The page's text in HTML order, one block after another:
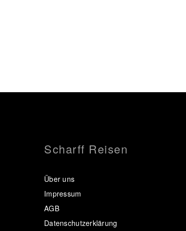
Scharff Reisen
Über uns
Impressum
AGB
Datenschutzerklärung